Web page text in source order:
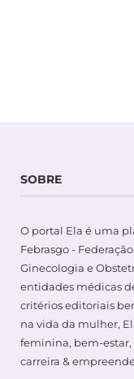
SOBRE
O portal Ela é uma
Febrasgo -
Ginecologia e
entidades médicas
critérios editoriais
na vida da mulher,
feminina, bem-
carreira &